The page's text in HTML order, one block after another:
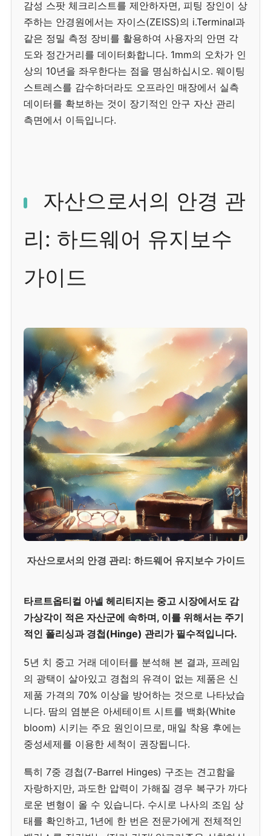
감성 스팟 체크리스트를 제안하자면, 피팅 장인이 상
주하는 안경원에서는 자이스(ZEISS)의 i.Terminal과
같은 정밀 측정 장비를 활용하여 사용자의 안면 각
도와 정간거리를 데이터화합니다. 1mm의 오차가 인
상의 10년을 좌우한다는 점을 명심하십시오. 웨이팅
스트레스를 감수하더라도 오프라인 매장에서 실측
데이터를 확보하는 것이 장기적인 안구 자산 관리
측면에서 이득입니다.
자산으로서의 안경 관
리: 하드웨어 유지보수
가이드
자산으로서의 안경 관리: 하드웨어 유지보수 가이드
타르트옵티컬 아넬 헤리티지는 중고 시장에서도 감
가상각이 적은 자산군에 속하며, 이를 위해서는 주기
적인 폴리싱과 경첩(Hinge) 관리가 필수적입니다.
5년 치 중고 거래 데이터를 분석해 본 결과, 프레임
의 광택이 살아있고 경첩의 유격이 없는 제품은 신
제품 가격의 70% 이상을 방어하는 것으로 나타났습
니다. 땀의 염분은 아세테이트 시트를 백화(White
bloom) 시키는 주요 원인이므로, 매일 착용 후에는
중성세제를 이용한 세척이 권장됩니다.
특히 7중 경첩(7-Barrel Hinges) 구조는 견고함을
자랑하지만, 과도한 압력이 가해질 경우 복구가 까다
로운 변형이 올 수 있습니다. 수시로 나사의 조임 상
태를 확인하고, 1년에 한 번은 전문가에게 전체적인